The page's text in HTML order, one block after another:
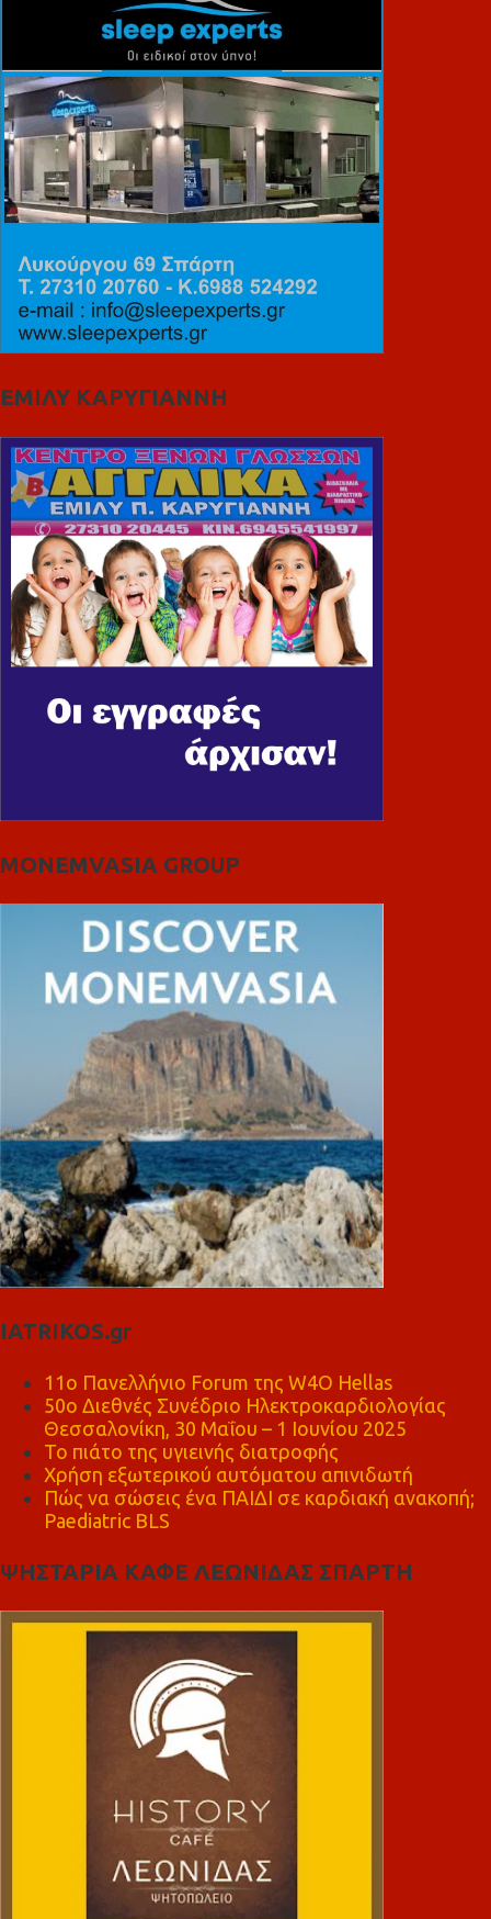
ΕΜΙΛΥ ΚΑΡΥΓΙΑΝΝΗ
MONEMVASIA GROUP
IATRIKOS.gr
11ο Πανελλήνιο Forum της W4O Hellas
50ο Διεθνές Συνέδριο Ηλεκτροκαρδιολογίας
Θεσσαλονίκη, 30 Μαΐου – 1 Ιουνίου 2025
Το πιάτο της υγιεινής διατροφής
Χρήση εξωτερικού αυτόματου απινιδωτή
Πώς να σώσεις ένα ΠΑΙΔΙ σε καρδιακή ανακοπή;
Paediatric BLS
ΨΗΣΤΑΡΙΑ ΚΑΦΕ ΛΕΩΝΙΔΑΣ ΣΠΑΡΤΗ